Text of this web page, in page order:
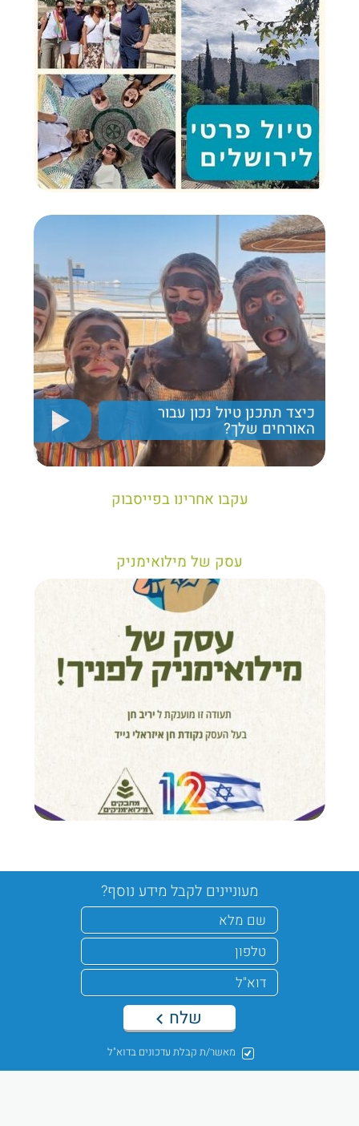
כיצד תתכנן טיול נכון עבור
האורחים שלך?
יריב חן, מציג את הקווים המנחים לבניית טיול נכון עבור
תיירים בישראל
עקבו אחרינו בפייסבוק
עסק של מילואימניק
מעוניינים לקבל מידע נוסף?
מאשר/ת קבלת עדכונים בדוא"ל
שלח